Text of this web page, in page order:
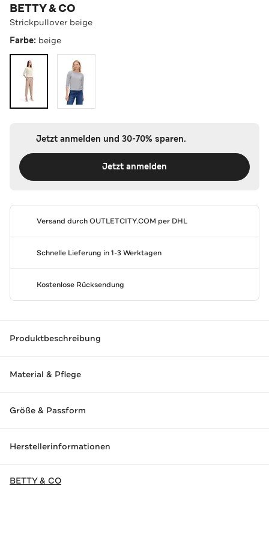
BETTY & CO
Strickpullover beige
Farbe: beige
Jetzt anmelden und 30-70% sparen.
Jetzt anmelden
Versand durchOUTLETCITY.COM per DHL
Schnelle Lieferung in 1-3 Werktagen
Kostenlose Rücksendung
Produktbeschreibung
Material & Pflege
Größe & Passform
Herstellerinformationen
BETTY & CO